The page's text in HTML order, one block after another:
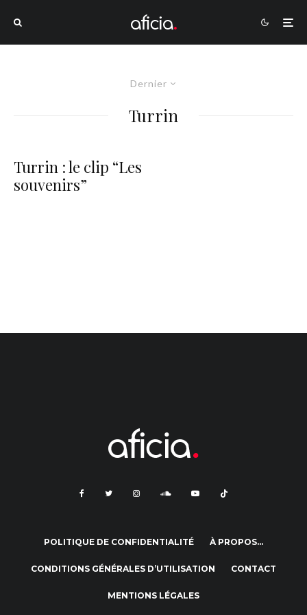
Dernier
Turrin
Turrin : le clip “Les
souvenirs”
POLITIQUE DE CONFIDENTIALITÉ À PROPOS…
CONDITIONS GÉNÉRALES D’UTILISATION CONTACT
MENTIONS LÉGALES